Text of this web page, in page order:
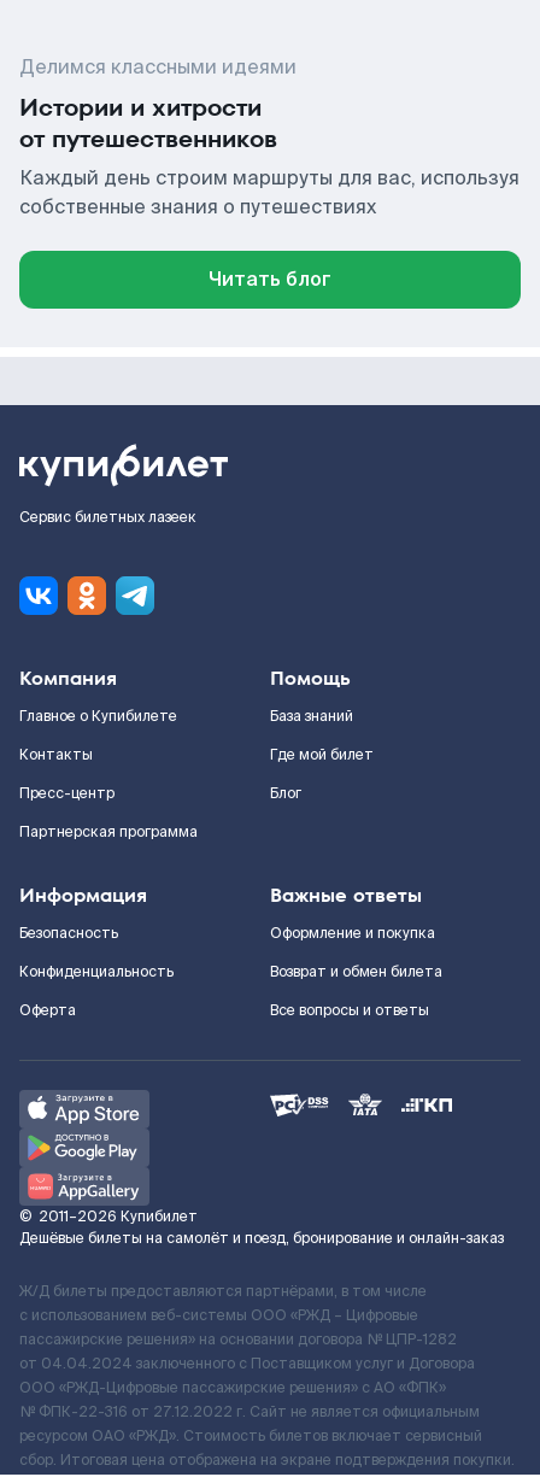
Делимся классными идеями
Истории и хитрости
от путешественников
Каждый день строим маршруты для вас, используя
собственные знания о путешествиях
Читать блог
Сервис билетных лазеек
Компания
Главное о Купибилете
Контакты
Пресс-центр
Партнерская программа
Помощь
База знаний
Где мой билет
Блог
Информация
Безопасность
Конфиденциальность
Оферта
Важные ответы
Оформление и покупка
Возврат и обмен билета
Все вопросы и ответы
© 2011–2026 Купибилет
Дешёвые билеты на самолёт и поезд, бронирование и онлайн-заказ
Ж/Д билеты предоставляются партнёрами, в том числе
с использованием веб-системы ООО «РЖД – Цифровые
пассажирские решения» на основании договора № ЦПР-1282
от 04.04.2024 заключенного с Поставщиком услуг и Договора
ООО «РЖД-Цифровые пассажирские решения» c АО «ФПК»
№ ФПК-22-316 от 27.12.2022 г. Сайт не является официальным
ресурсом ОАО «РЖД». Стоимость билетов включает сервисный
сбор. Итоговая цена отображена на экране подтверждения покупки.